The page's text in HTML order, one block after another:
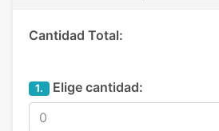
Cantidad Total:
1. Elige cantidad: